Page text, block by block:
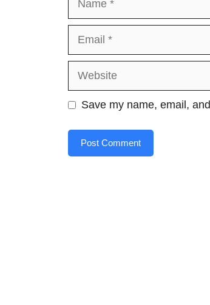
Website
Save my name, email,